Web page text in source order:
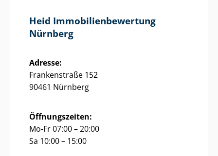
Heid Im­mo­bi­li­en­be­wer­tung
Nürnberg
Adresse:
Frankenstraße 152
90461 Nürnberg
Öffnungszeiten:
Mo-Fr 07:00 – 20:00
Sa 10:00 – 15:00